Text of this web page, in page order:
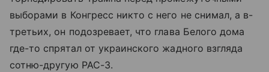
выборами в Конгресс никто с него не снимал, а в-
третьих, он подозревает, что глава Белого дома
где-то спрятал от украинского жадного взгляда
сотню-другую PAC-3.